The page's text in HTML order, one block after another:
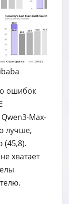
ошибок
Max-
лучше,
(45,8).
хватает